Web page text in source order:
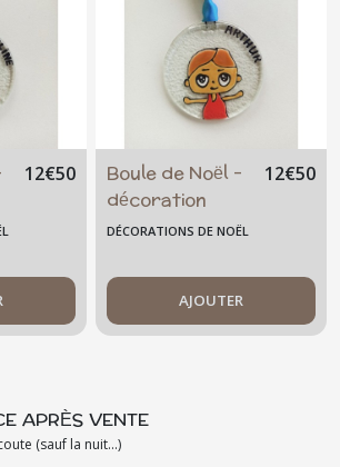
12€50
Boule de Noël -
décoration
personnalisable
christmas
12€50
DÉCORATIONS DE NOËL
AJOUTER
APRÈS VENTE
(sauf la nuit...)